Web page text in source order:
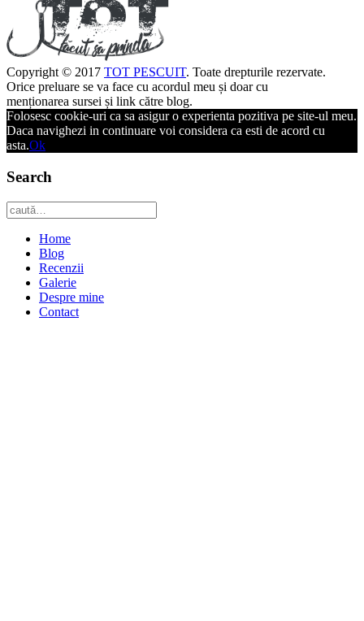
Copyright © 2017 TOT PESCUIT. Toate drepturile rezervate.
Orice preluare se va face cu acordul meu și doar cu
menționarea sursei și link către blog.
Folosesc cookie-uri ca sa asigur o experienta pozitiva pe site-ul meu.
Daca navighezi in continuare voi considera ca esti de acord cu
asta.Ok
Search
Home
Blog
Recenzii
Galerie
Despre mine
Contact